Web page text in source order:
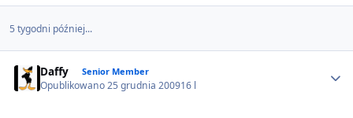
5 tygodni później...
Daffy Senior Member
Opublikowano25 grudnia 200916 l